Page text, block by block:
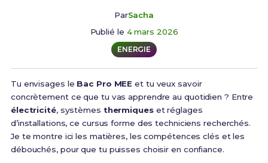
ParSacha
Publié le 4 mars 2026
ENERGIE
Tu envisages le Bac Pro MEE et tu veux savoir
concrètement ce que tu vas apprendre au quotidien ? Entre
électricité, systèmes thermiqueset réglages
d’installations, ce cursus forme des techniciens recherchés.
Je te montre ici les matières, les compétences clés et les
débouchés, pour que tu puisses choisir en confiance.